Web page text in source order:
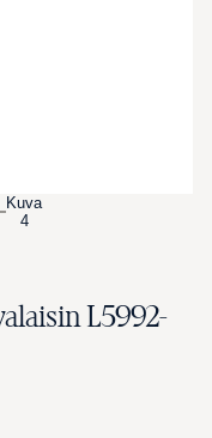
Kuva
4
L5992-